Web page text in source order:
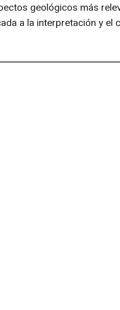
geológicos más
a la interpretación y el